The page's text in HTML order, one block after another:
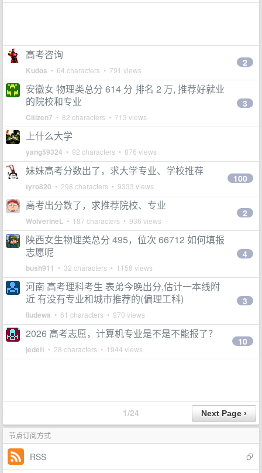
高考咨询
Kudos • 64 characters • 791 views
2
安徽女 物理类总分 614 分 排名 2 万, 推荐好就业
的院校和专业
Citizen7 • 82 characters • 713 views
3
上什么大学
yang59324 • 92 characters • 876 views
妹妹高考分数出了，求大学专业、学校推荐
tyro820 • 298 characters • 9333 views
100
高考出分数了，求推荐院校、专业
WolverineL • 187 characters • 936 views
2
陕西女生物理类总分 495，位次 66712 如何填报
志愿呢
bush911 • 32 characters • 1158 views
4
河南 高考理科考生 表弟今晚出分,估计一本线附
近 有没有专业和城市推荐的(偏理工科)
liudewa • 61 characters • 970 views
3
2026 高考志愿，计算机专业是不是不能报了？
jedeft • 28 characters • 1944 views
10
1/24
节点订阅方式
RSS